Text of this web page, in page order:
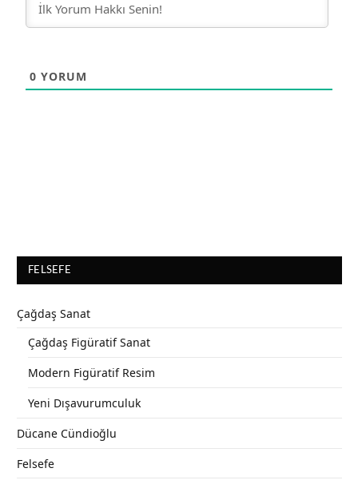
0 YORUM
FELSEFE
Çağdaş Sanat
Çağdaş Figüratif Sanat
Modern Figüratif Resim
Yeni Dışavurumculuk
Dücane Cündioğlu
Felsefe